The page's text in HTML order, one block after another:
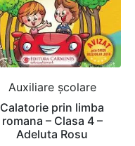
Auxiliare şcolare
Calatorie prin limba
romana – Clasa 4 –
Adeluta Rosu